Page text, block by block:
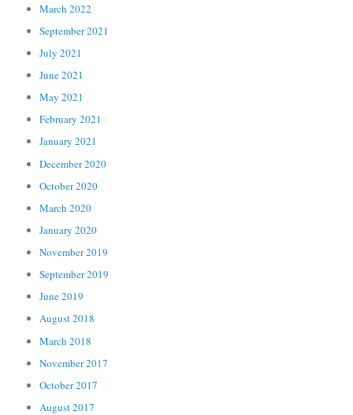
March 2022
September 2021
July 2021
June 2021
May 2021
February 2021
January 2021
December 2020
October 2020
March 2020
January 2020
November 2019
September 2019
June 2019
August 2018
March 2018
November 2017
October 2017
August 2017